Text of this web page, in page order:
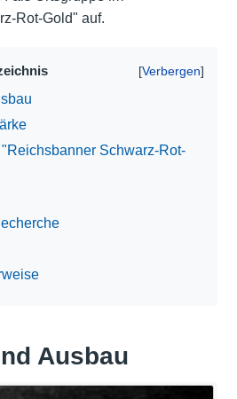
Rot-Gold" auf.
"Reichsbanner Schwarz-Rot-
Ausbau